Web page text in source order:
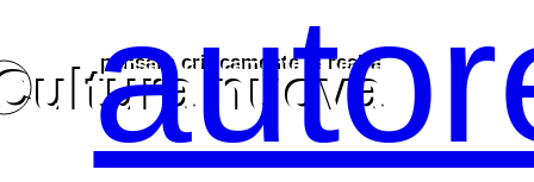
nuova
pensare criticamente larealtà